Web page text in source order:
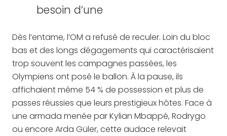
besoin d’une
Dès l’entame, l’OM a refusé de reculer. Loin du bloc
bas et des longs dégagements qui caractérisaient
trop souvent les campagnes passées, les
Olympiens ont posé le ballon. À la pause, ils
affichaient même 54 % de possession et plus de
passes réussies que leurs prestigieux hôtes. Face à
une armada menée par Kylian Mbappé, Rodrygo
ou encore Arda Güler, cette audace relevait